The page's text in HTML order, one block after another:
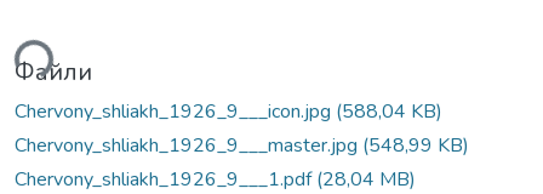
Файли
Chervony_shliakh_1926_9___icon.jpg (588,04 KB)
Chervony_shliakh_1926_9___master.jpg (548,99 KB)
Chervony_shliakh_1926_9___1.pdf(28,04 MB)